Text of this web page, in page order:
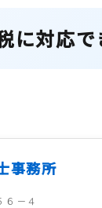
に対応
事務所
６－４